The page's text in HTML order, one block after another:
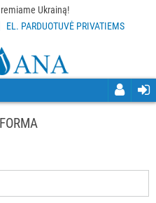
Ukrainą!
EL. PARDUOTUVĖ PRIVATIEMS